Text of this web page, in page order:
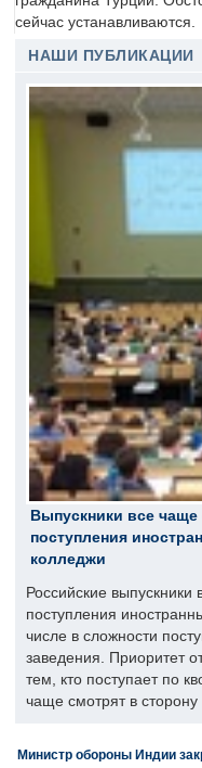
сейчас устанавливаются.
НАШИ ПУБЛИКАЦИИ
Выпускники все
поступления
колледжи
Российские
поступления
числе в сложности
заведения. Приоритет
тем, кто поступает по
чаще смотрят в
Министр обороны Индии